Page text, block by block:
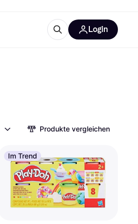
Login
Produkte vergleichen
Im Trend